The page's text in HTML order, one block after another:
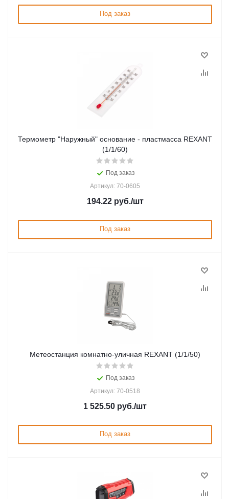
Под заказ
Термометр "Наружный" основание - пластмасса REXANT
(1/1/60)
Под заказ
Артикул: 70-0605
194.22руб./шт
Под заказ
Метеостанция комнатно-уличная REXANT (1/1/50)
Под заказ
Артикул: 70-0518
1 525.50 руб./шт
Под заказ